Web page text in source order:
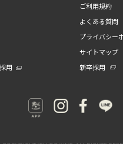
ご利用規約
よくある質問
プライバシー
サイトマップ
用
新卒採用